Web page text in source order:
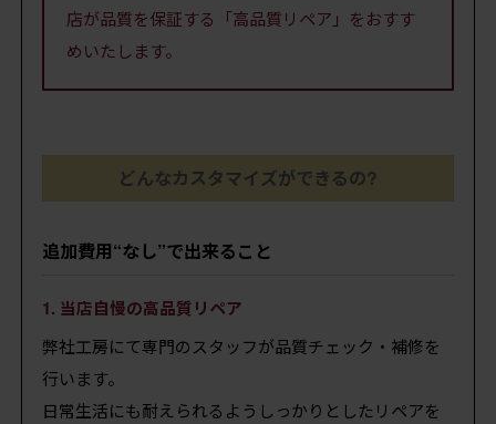
店が品質を保証する「高品質リペア」をおすす
めいたします。
どんなカスタマイズができるの?
追加費用“なし”で出来ること
1. 当店自慢の高品質リペア
弊社工房にて専門のスタッフが品質チェック・補修を
行います。
日常生活にも耐えられるようしっかりとしたリペアを